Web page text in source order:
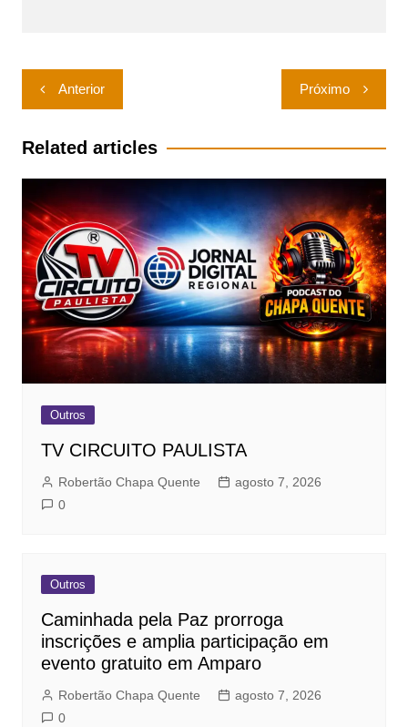
Navegação
de
Post
Anterior Próximo
Related articles
Outros
TV CIRCUITO PAULISTA
Robertão Chapa Quente
agosto 7, 2026
0
Outros
Caminhada pela Paz prorroga
inscrições e amplia participação em
evento gratuito em Amparo
Robertão Chapa Quente
agosto 7, 2026
0